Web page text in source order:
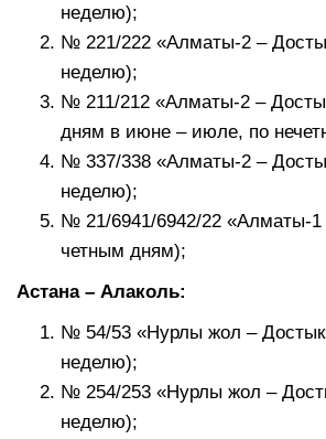
неделю);
№ 221/222 «Алматы-2 –
неделю);
№ 211/212 «Алматы-2 –
дням в июне – июле, по
№ 337/338 «Алматы-2 –
неделю);
№ 21/6941/6942/22 «Алматы-1
четным дням);
Астана – Алаколь:
№ 54/53 «Нурлы жол –
неделю);
№ 254/253 «Нурлы жол –
неделю);